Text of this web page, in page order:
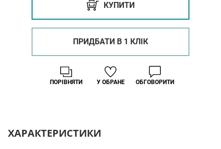
КУПИТИ
ПРИДБАТИ В 1 КЛІК
У ОБРАНЕ
ПОРІВНЯТИ ОБГОВОРИТИ
ХАРАКТЕРИСТИКИ